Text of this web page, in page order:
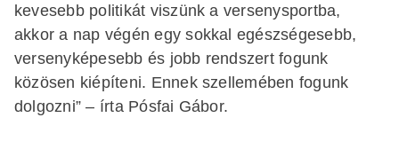
kevesebb politikát viszünk a versenysportba,
akkor a nap végén egy sokkal egészségesebb,
versenyképesebb és jobb rendszert fogunk
közösen kiépíteni. Ennek szellemében fogunk
dolgozni” – írta Pósfai Gábor.